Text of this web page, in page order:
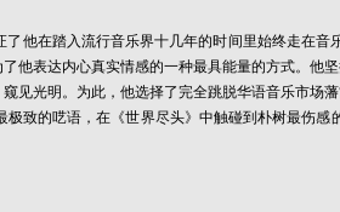
在踏入流行音乐界十几年的时间里始终走在音
表达内心真实情感的一种最具能量的方式。
光明。为此，他选择了完全跳脱华语音乐市
致的呓语，在《世界尽头》中触碰到朴树最伤